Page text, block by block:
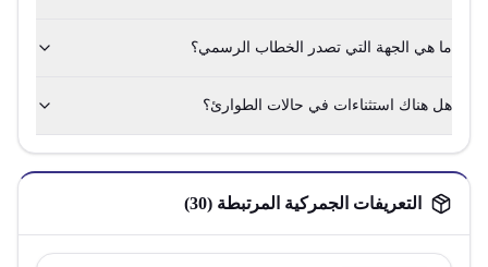
ما هي الجهة التي تصدر الخطاب الرسمي؟
هل هناك استثناءات في حالات الطوارئ؟
التعريفات الجمركية المرتبطة (30
)